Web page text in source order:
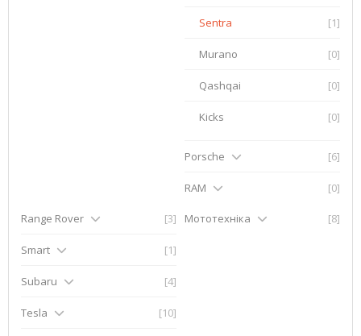
Sentra [1]
Murano [0]
Qashqai [0]
Kicks [0]
Porsche [6]
RAM [0]
Range Rover [3]
Smart [1]
Subaru [4]
Tesla [10]
Мототехніка [8]